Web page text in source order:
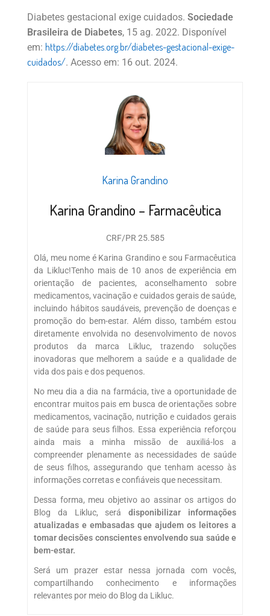
Diabetes gestacional exige cuidados. Sociedade
Brasileira de Diabetes, 15 ag. 2022. Disponível
em: https://diabetes.org.br/diabetes-gestacional-exige-
cuidados/. Acesso em: 16 out. 2024.
Karina Grandino
Karina Grandino – Farmacêutica
CRF/PR 25.585
Olá, meu nome é Karina Grandino e sou Farmacêutica
da Likluc!Tenho mais de 10 anos de experiência em
orientação de pacientes, aconselhamento sobre
medicamentos, vacinação e cuidados gerais de saúde,
incluindo hábitos saudáveis, prevenção de doenças e
promoção do bem-estar. Além disso, também estou
diretamente envolvida no desenvolvimento de novos
produtos da marca Likluc, trazendo soluções
inovadoras que melhorem a saúde e a qualidade de
vida dos pais e dos pequenos.
No meu dia a dia na farmácia, tive a oportunidade de
encontrar muitos pais em busca de orientações sobre
medicamentos, vacinação, nutrição e cuidados gerais
de saúde para seus filhos. Essa experiência reforçou
ainda mais a minha missão de auxiliá-los a
compreender plenamente as necessidades de saúde
de seus filhos, assegurando que tenham acesso às
informações corretas e confiáveis que necessitam.
Dessa forma, meu objetivo ao assinar os artigos do
Blog da Likluc, serádisponibilizar informações
atualizadas e embasadas que ajudem os leitores a
tomar decisões conscientes envolvendo sua saúde e
bem-estar.
Será um prazer estar nessa jornada com vocês,
compartilhando conhecimento e informações
relevantes por meio do Blog da Likluc.